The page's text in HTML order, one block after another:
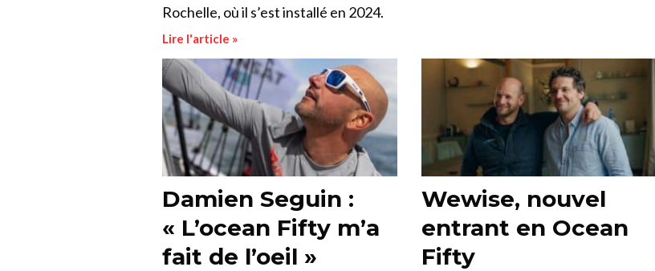
Rochelle, où il s’est installé en 2024.
Lire l'article »
Damien Seguin :
« L’ocean Fifty m’a
fait de l’oeil »
Wewise, nouvel
entrant en Ocean
Fifty